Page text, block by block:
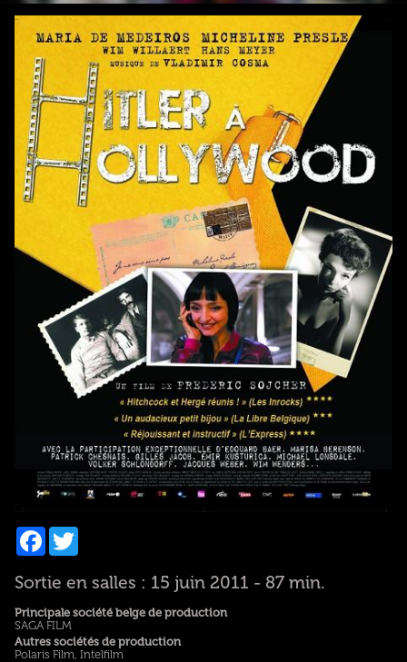
Facebook
Twitter
Sortie en salles : 15 juin 2011 - 87 min.
Principale société belge de production
SAGA FILM
Autres sociétés de production
Polaris Film, Intelfilm